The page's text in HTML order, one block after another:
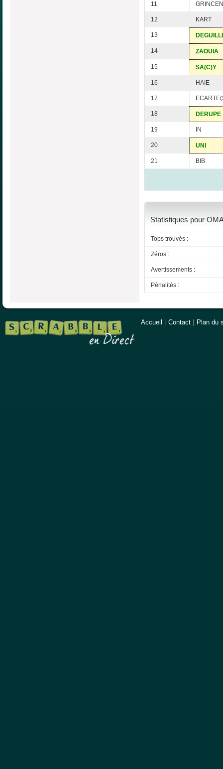
11
12 KART
13
14 ZAOUIA
15 SA(C)Y
16 HAIE
17
18 DERUPE
19 IN
20 UNI
21 BIB
Statistiques pour
Tops trouvés :
Zéros :
Avertissements :
Pénalités :
Accueil Contact Plan du